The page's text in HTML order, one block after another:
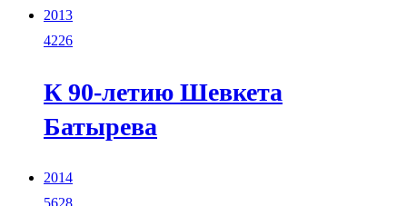
2013
4226
К 90-летию Шевкета
Батырева
2014